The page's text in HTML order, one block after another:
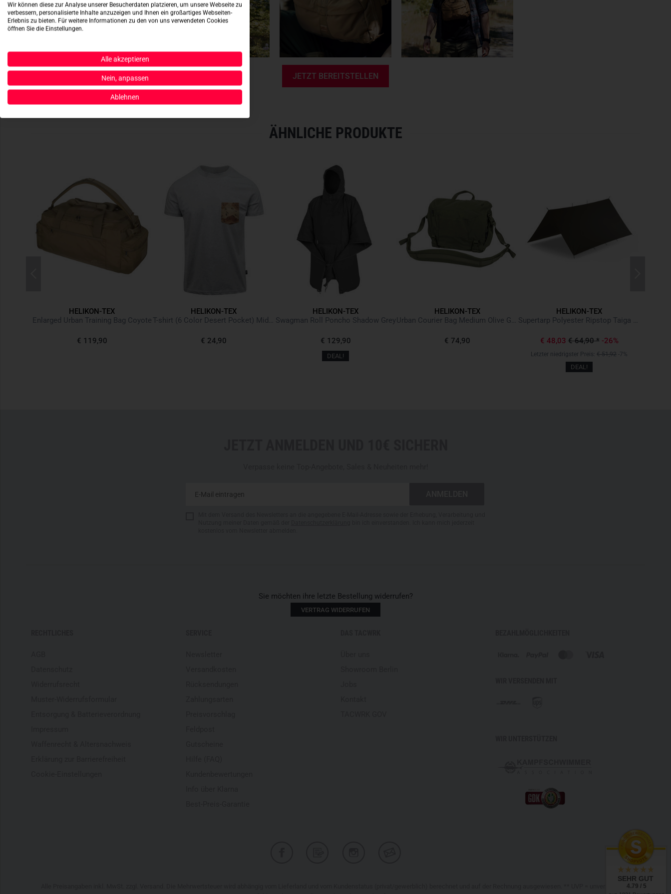
- Abnehmbarer Organizer mit Kartentasche
- Bis zu 90 Grad Öffnungswinkel
- Minimalistisches, komfortables Gurtzeug mit Netzeinsatz auf dem Rücken
- Rücken mit 3d-Netzgewebe bedeckt
- Abmessungen 28 x 18,5 x 6 cm
JETZT BEREITSTELLEN
ÄHNLICHE PRODUKTE
HELIKON-TEX
Enlarged Urban Training Bag Coyote
€ 119,90
HELIKON-TEX
€ 24,90
HELIKON-TEX
Swagman Roll Poncho Shadow Grey
€ 129,90
DEAL!
HELIKON-TEX
€ 74,90
HELIKON-TEX
€ 48,03 € 64,90* -26%
Letzter niedrigster Preis: € 51,92 -7%
DEAL!
Sie möchten ihre letzte Bestellung widerrufen?
VERTRAG WIDERRUFEN
Alle Preisangaben inkl. MwSt. zzgl. Versand. Die Mehrwertsteuer wird abhängig vom Lieferland und vom Kundenstatus (privat/gewerblich) berechnet und auf der Rechnung ausgewiesen. ** UVP = unverbindliche
Wir können diese zur Analyse unserer Besucherdaten platzieren, um unsere Webseite zu
verbessern, personalisierte Inhalte anzuzeigen und Ihnen ein großartiges Webseiten-
Erlebnis zu bieten. Für weitere Informationen zu den von uns verwendeten Cookies
öffnen Sie die Einstellungen.
Alle akzeptieren
Nein, anpassen
Ablehnen
SEHR GUT
4.79 / 5